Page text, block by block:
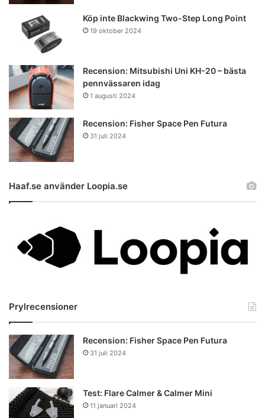
Köp inte Blackwing Two-Step Long Point
19 oktober 2024
Recension: Mitsubishi Uni KH-20 – bästa
pennvässaren idag
1 augusti 2024
Recension: Fisher Space Pen Futura
31 juli 2024
Haaf.se använder Loopia.se
Prylrecensioner
Recension: Fisher Space Pen Futura
31 juli 2024
Test: Flare Calmer & Calmer Mini
11 januari 2024